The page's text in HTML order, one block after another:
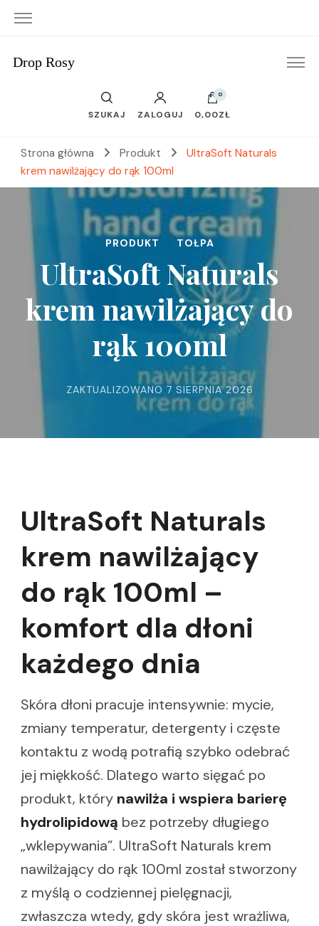
Drop Rosy
SZUKAJ ZALOGUJ
0
0,00ZŁ
Strona główna Produkt
UltraSoft Naturals
krem nawilżający do rąk 100ml
PRODUKT TOŁPA
UltraSoft Naturals
krem nawilżający do
rąk 100ml
ZAKTUALIZOWANO 7 SIERPNIA 2026
UltraSoft Naturals
krem nawilżający
do rąk 100ml –
komfort dla dłoni
każdego dnia
Skóra dłoni pracuje intensywnie: mycie,
zmiany temperatur, detergenty i częste
kontaktu z wodą potrafią szybko odebrać
jej miękkość. Dlatego warto sięgać po
produkt, który nawilża i wspiera barierę
hydrolipidową bez potrzeby długiego
„wklepywania”. UltraSoft Naturals krem
nawilżający do rąk 100ml został stworzony
z myślą o codziennej pielęgnacji,
zwłaszcza wtedy, gdy skóra jest wrażliwa,